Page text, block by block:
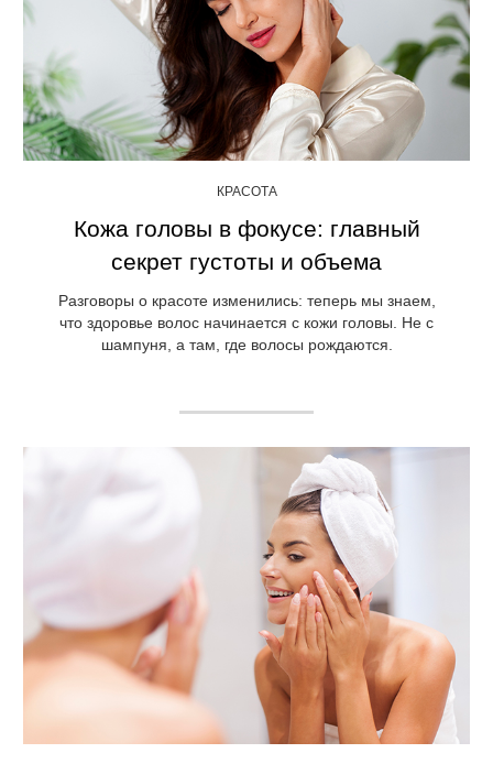
КРАСОТА
Кожа головы в фокусе: главный
секрет густоты и объема
Разговоры о красоте изменились: теперь мы знаем,
что здоровье волос начинается с кожи головы. Не с
шампуня, а там, где волосы рождаются.